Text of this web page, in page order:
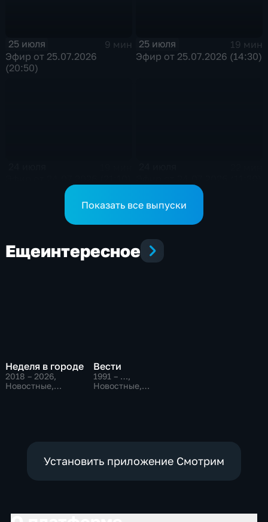
25 июля
9 мин
Эфир от 25.07.2026
(20:50)
25 июля
19 мин
Эфир от 25.07.2026 (14:30)
Показать все выпуски
Ещеинтересное
Неделя в городе
2018 – 2026,
Новостные,
Вести
1991 – …,
Новостные,
Установить приложение Смотрим